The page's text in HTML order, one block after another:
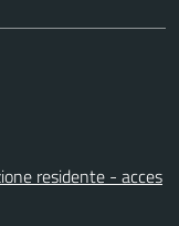
residente - acces